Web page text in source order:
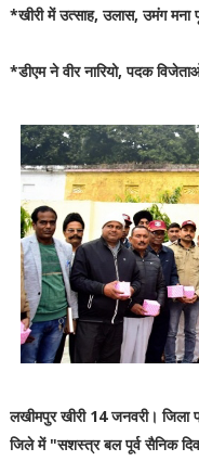
*खीरी में उत्साह, उलास, उमंग मना
*डीएम ने वीर नारियो, पदक
लखीमपुर खीरी 14 जनवरी। जिला
जिले में "सशस्त्र बल पूर्व सैनिक